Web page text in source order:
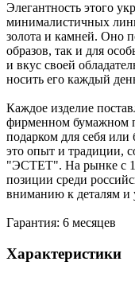
Элегантность этого
минималистичных
золота и камней. Оно
образов, так и для
и вкус своей
носить его каждый
Каждое изделие
фирменном бумажном
подарком для себя
это опыт и традиции,
"ЭСТЕТ". На рынке с
позиции среди
вниманию к деталям и
Гарантия: 6 месяцев
Характеристики